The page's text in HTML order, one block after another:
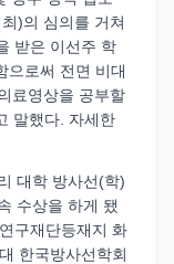
)의 심의를 거쳐
받은 이선주 학
으로써 전면 비대
료영상을 공부할
말했다. 자세한
대학 방사선(학)
수상을 하게 됐
구재단등재지 화
한국방사선학회